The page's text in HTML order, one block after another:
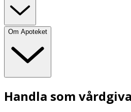
Om Apoteket
Handla som